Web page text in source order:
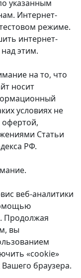
указанным
Интернет-
режиме.
интернет-
этим.
на то, что
носит
условиях не
офертой,
Статьи
РФ.
веб-аналитики
Продолжая
вы
«cookie»
браузера.